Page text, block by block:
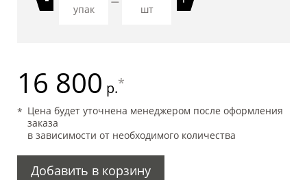
упак шт
16 800 р.*
Цена будет уточнена менеджером после оформления
заказа
в зависимости от необходимого количества
Добавить в корзину